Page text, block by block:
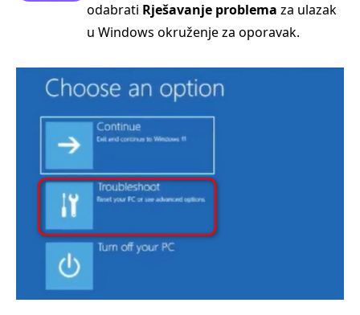
odabrati Rješavanje problema za ulazak
u Windows okruženje za oporavak.